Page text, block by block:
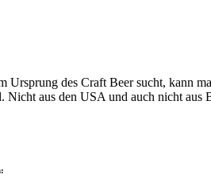
Ursprung des Craft Beer sucht, kann
Nicht aus den USA und auch nicht